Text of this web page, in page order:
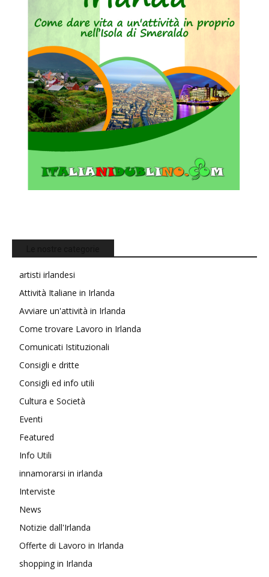
artisti irlandesi
Attività Italiane in Irlanda
Avviare un'attività in Irlanda
Come trovare Lavoro in Irlanda
Comunicati Istituzionali
Consigli e dritte
Consigli ed info utili
Cultura e Società
Eventi
Featured
Info Utili
innamorarsi in irlanda
Interviste
News
Notizie dall'Irlanda
Offerte di Lavoro in Irlanda
shopping in Irlanda